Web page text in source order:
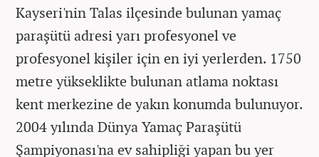
Kayseri'nin Talas ilçesinde bulunan yamaç
paraşütü adresi yarı profesyonel ve
profesyonel kişiler için en iyi yerlerden. 1750
metre yükseklikte bulunan atlama noktası
kent merkezine de yakın konumda bulunuyor.
2004 yılında Dünya Yamaç Paraşütü
Şampiyonası'na ev sahipliği yapan bu yer